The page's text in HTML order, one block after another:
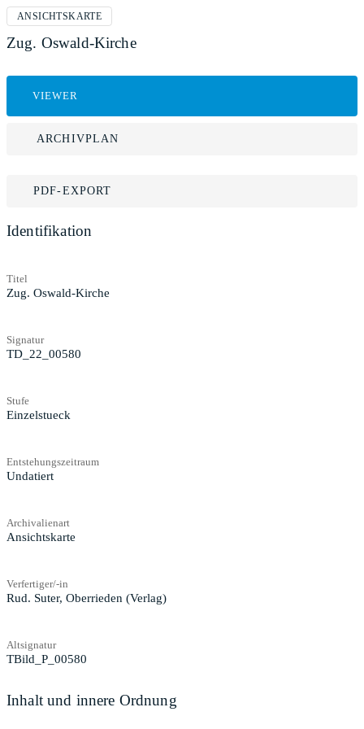
ANSICHTSKARTE
Zug. Oswald-Kirche
VIEWER
ARCHIVPLAN
PDF-EXPORT
Identifikation
Titel
Zug. Oswald-Kirche
Signatur
TD_22_00580
Stufe
Einzelstueck
Entstehungszeitraum
Undatiert
Archivalienart
Ansichtskarte
Verfertiger/-in
Rud. Suter, Oberrieden (Verlag)
Altsignatur
TBild_P_00580
Inhalt und innere Ordnung